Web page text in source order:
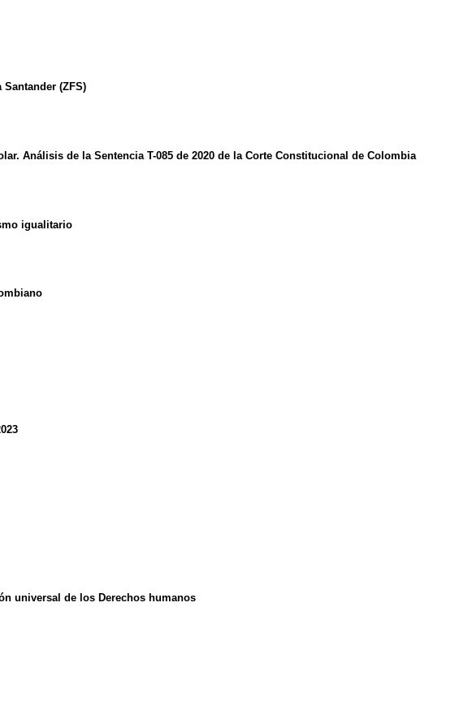
(ZFS)
Análisis de la Sentencia T-085 de 2020 de la Corte Constitucional de Colombia
igualitario
universal de los Derechos humanos